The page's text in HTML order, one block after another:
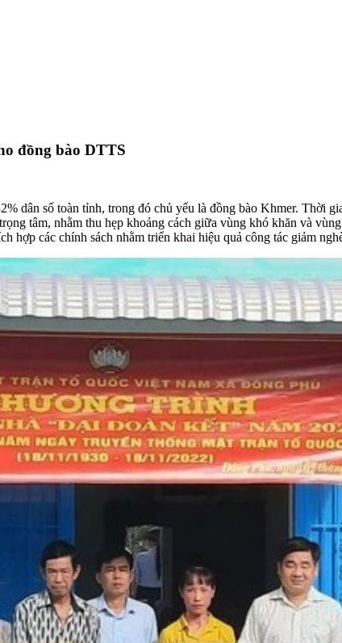
đồng bào DTTS
dân số toàn tỉnh, trong đó chủ yếu là đồng bào Khmer. Thời
tâm, nhằm thu hẹp khoảng cách giữa vùng khó khăn và
các chính sách nhằm triển khai hiệu quả công tác giảm